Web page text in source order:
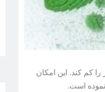
را کم کند. این امکان
نموده است.